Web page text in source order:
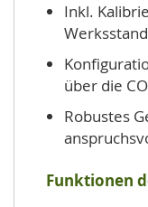
Inkl.
über die
Robustes
Funktionen